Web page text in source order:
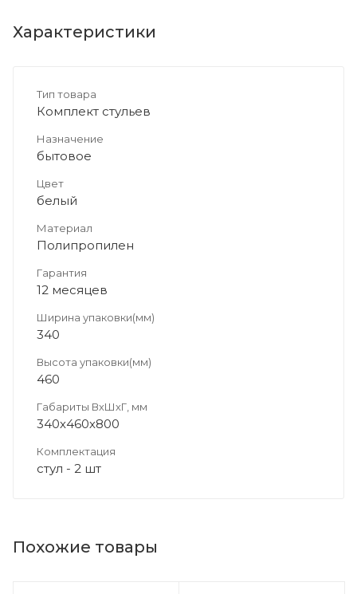
Характеристики
Тип товара
Комплект стульев
Назначение
бытовое
Цвет
белый
Материал
Полипропилен
Гарантия
12 месяцев
Ширина упаковки(мм)
340
Высота упаковки(мм)
460
Габариты ВхШхГ, мм
340х460х800
Комплектация
стул - 2 шт
Похожие товары